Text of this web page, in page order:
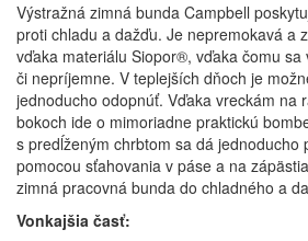
Výstražná zimná bunda Campbell
proti chladu a dažďu. Je nepremokavá a
vďaka materiálu Siopor®, vďaka čomu sa
či nepríjemne. V teplejších dňoch je
jednoducho odopnúť. Vďaka vreckám na
bokoch ide o mimoriadne praktickú
s predĺženým chrbtom sa dá jednoducho
pomocou sťahovania v páse a na
zimná pracovná bunda do chladného a
Vonkajšia časť: